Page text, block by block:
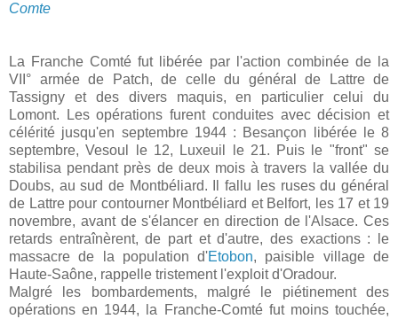
Comte
La Franche Comté fut libérée par l'action combinée de la
VII° armée de Patch, de celle du général de Lattre de
Tassigny et des divers maquis, en particulier celui du
Lomont. Les opérations furent conduites avec décision et
célérité jusqu'en septembre 1944 : Besançon libérée le 8
septembre, Vesoul le 12, Luxeuil le 21. Puis le "front" se
stabilisa pendant près de deux mois à travers la vallée du
Doubs, au sud de Montbéliard. Il fallu les ruses du général
de Lattre pour contourner Montbéliard et Belfort, les 17 et 19
novembre, avant de s'élancer en direction de l'Alsace. Ces
retards entraînèrent, de part et d'autre, des exactions : le
massacre de la population d'Etobon, paisible village de
Haute-Saône, rappelle tristement l'exploit d'Oradour.
Malgré les bombardements, malgré le piétinement des
opérations en 1944, la Franche-Comté fut moins touchée,